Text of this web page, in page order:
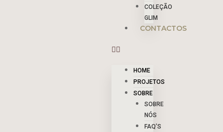
COLEÇÃO
GLIM
CONTACTOS
HOME
PROJETOS
SOBRE
SOBRE
NÓS
FAQ’S